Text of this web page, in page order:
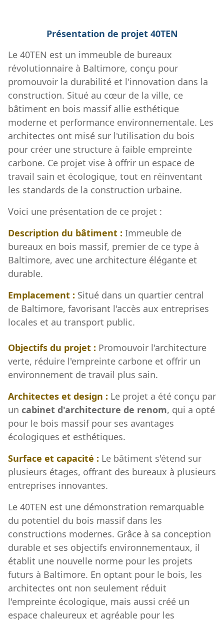
Présentation de projet 40TEN
Le 40TEN est un immeuble de bureaux
révolutionnaire à Baltimore, conçu pour
promouvoir la durabilité et l'innovation dans la
construction. Situé au cœur de la ville, ce
bâtiment en bois massif allie esthétique
moderne et performance environnementale. Les
architectes ont misé sur l'utilisation du bois
pour créer une structure à faible empreinte
carbone. Ce projet vise à offrir un espace de
travail sain et écologique, tout en réinventant
les standards de la construction urbaine.
Voici une présentation de ce projet :
Description du bâtiment : Immeuble de
bureaux en bois massif, premier de ce type à
Baltimore, avec une architecture élégante et
durable.
Emplacement : Situé dans un quartier central
de Baltimore, favorisant l'accès aux entreprises
locales et au transport public.
Objectifs du projet : Promouvoir l'architecture
verte, réduire l'empreinte carbone et offrir un
environnement de travail plus sain.
Architectes et design : Le projet a été conçu par
un cabinet d'architecture de renom, qui a opté
pour le bois massif pour ses avantages
écologiques et esthétiques.
Surface et capacité : Le bâtiment s'étend sur
plusieurs étages, offrant des bureaux à plusieurs
entreprises innovantes.
Le 40TEN est une démonstration remarquable
du potentiel du bois massif dans les
constructions modernes. Grâce à sa conception
durable et ses objectifs environnementaux, il
établit une nouvelle norme pour les projets
futurs à Baltimore. En optant pour le bois, les
architectes ont non seulement réduit
l'empreinte écologique, mais aussi créé un
espace chaleureux et agréable pour les